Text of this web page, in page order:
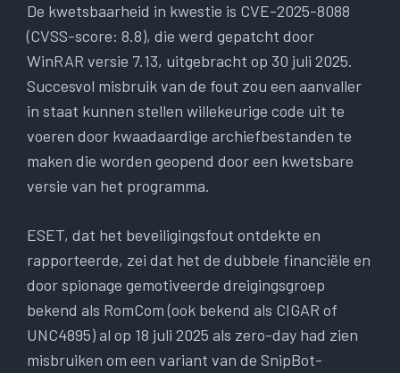
De kwetsbaarheid in kwestie is CVE-2025-8088
(CVSS-score: 8.8), die werd gepatcht door
WinRAR versie 7.13, uitgebracht op 30 juli 2025.
Succesvol misbruik van de fout zou een aanvaller
in staat kunnen stellen willekeurige code uit te
voeren door kwaadaardige archiefbestanden te
maken die worden geopend door een kwetsbare
versie van het programma.
ESET, dat het beveiligingsfout ontdekte en
rapporteerde, zei dat het de dubbele financiële en
door spionage gemotiveerde dreigingsgroep
bekend als RomCom (ook bekend als CIGAR of
UNC4895) al op 18 juli 2025 als zero-day had zien
misbruiken om een ​​variant van de SnipBot-